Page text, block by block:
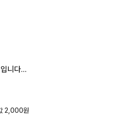
니다...
2,000원